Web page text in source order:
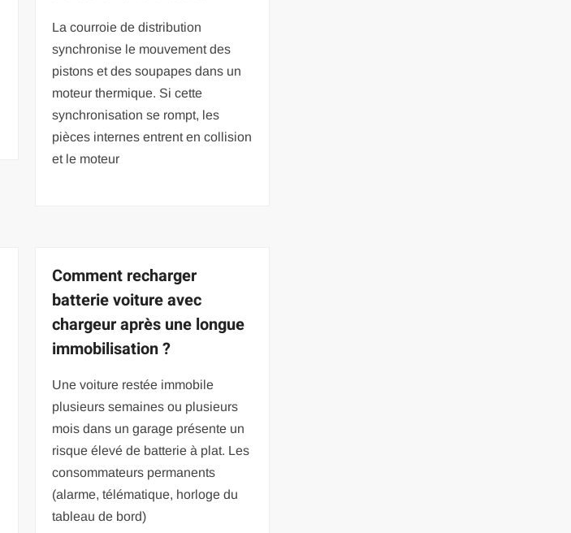
La courroie de distribution
synchronise le mouvement des
pistons et des soupapes dans un
moteur thermique. Si cette
synchronisation se rompt, les
pièces internes entrent en collision
et le moteur
Comment recharger
batterie voiture avec
chargeur après une longue
immobilisation ?
Une voiture restée immobile
plusieurs semaines ou plusieurs
mois dans un garage présente un
risque élevé de batterie à plat. Les
consommateurs permanents
(alarme, télématique, horloge du
tableau de bord)